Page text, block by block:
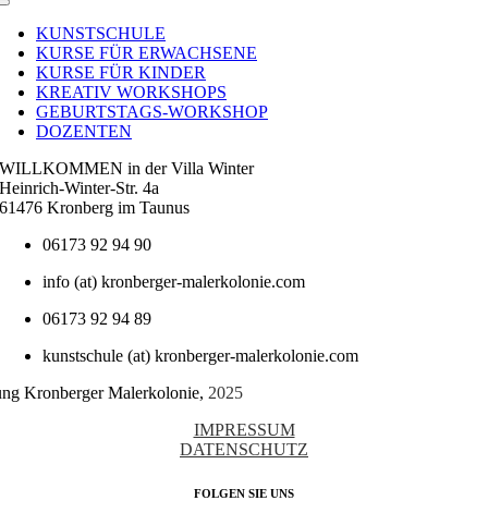
Toggle
NavigationKUNSTSCHULE
KURSE FÜR ERWACHSENE
KURSE FÜR KINDER
KREATIV WORKSHOPS
GEBURTSTAGS-WORKSHOP
DOZENTEN
WILLKOMMEN in der Villa Winter
Heinrich-Winter-Str. 4a
61476 Kronberg im Taunus
06173 92 94 90
info (at) kronberger-malerkolonie.com
06173 92 94 89
kunstschule (at) kronberger-malerkolonie.com
Kronberger Malerkolonie, 2025
IMPRESSUM
DATENSCHUTZ
FOLGEN SIE UNS